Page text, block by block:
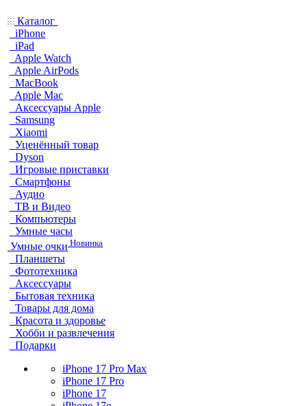
Каталог
iPhone
iPad
Apple Watch
Apple AirPods
MacBook
Apple Mac
Аксессуары Apple
Samsung
Xiaomi
Уценённый товар
Dyson
Игровые приставки
Смартфоны
Аудио
ТВ и Видео
Компьютеры
Умные часы
Умные очки Новинка
Планшеты
Фототехника
Аксессуары
Бытовая техника
Товары для дома
Красота и здоровье
Хобби и развлечения
Подарки
iPhone 17 Pro Max
iPhone 17 Pro
iPhone 17